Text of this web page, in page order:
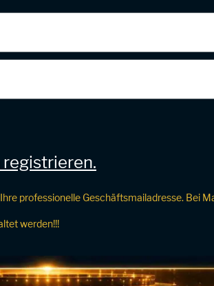
registrieren.
professionelle Geschäftsmailadresse. Bei
werden!!!